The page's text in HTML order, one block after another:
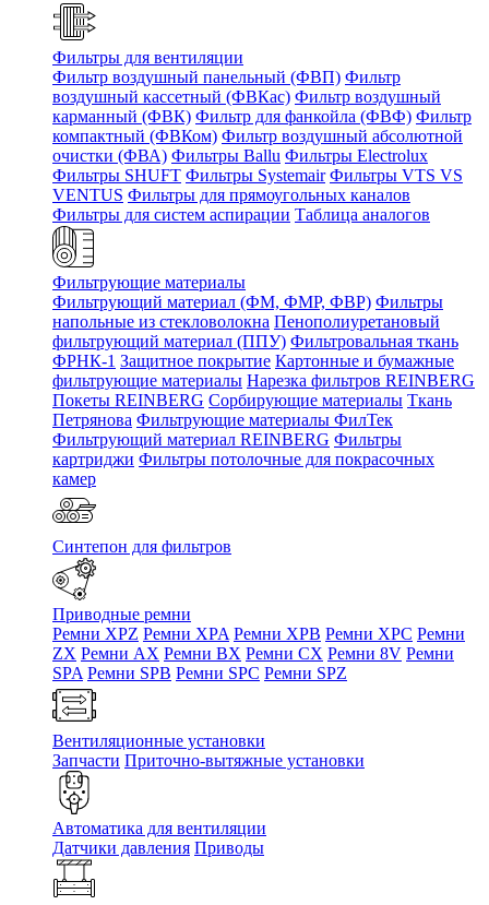
Фильтры для вентиляции
Фильтр воздушный панельный (ФВП) Фильтр
воздушный кассетный (ФВКас) Фильтр воздушный
карманный (ФВК) Фильтр для фанкойла (ФВФ) Фильтр
компактный (ФВКом) Фильтр воздушный абсолютной
очистки (ФВА) Фильтры Ballu Фильтры Electrolux
Фильтры SHUFT Фильтры Systemair Фильтры VTS VS
VENTUS Фильтры для прямоугольных каналов
Фильтры для систем аспирации Таблица аналогов
Фильтрующие материалы
Фильтрующий материал (ФМ, ФМР, ФВР) Фильтры
напольные из стекловолокна Пенополиуретановый
фильтрующий материал (ППУ) Фильтровальная ткань
ФРНК-1 Защитное покрытие Картонные и бумажные
фильтрующие материалы Нарезка фильтров REINBERG
Покеты REINBERG Сорбирующие материалы Ткань
Петрянова Фильтрующие материалы ФилТек
Фильтрующий материал REINBERG Фильтры
картриджи Фильтры потолочные для покрасочных
камер
Синтепон для фильтров
Приводные ремни
Ремни XPZ Ремни XPA Ремни XPB Ремни XPC Ремни
ZX Ремни AX Ремни BX Ремни CX Ремни 8V Ремни
SPA Ремни SPB Ремни SPC Ремни SPZ
Вентиляционные установки
Запчасти Приточно-вытяжные установки
Автоматика для вентиляции
Датчики давления Приводы